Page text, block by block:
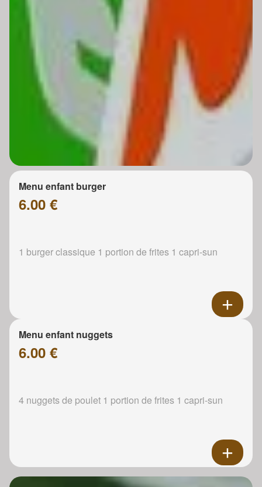
Menu enfant burger
6.00 €
1 burger classique 1 portion de frites 1 capri-sun
Menu enfant nuggets
6.00 €
4 nuggets de poulet 1 portion de frites 1 capri-sun